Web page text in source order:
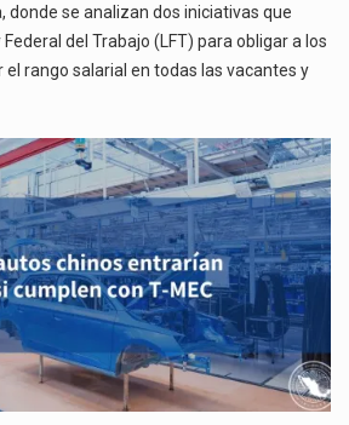
donde se analizan dos iniciativas que
del Trabajo (LFT) para obligar a los
rango salarial en todas las vacantes y